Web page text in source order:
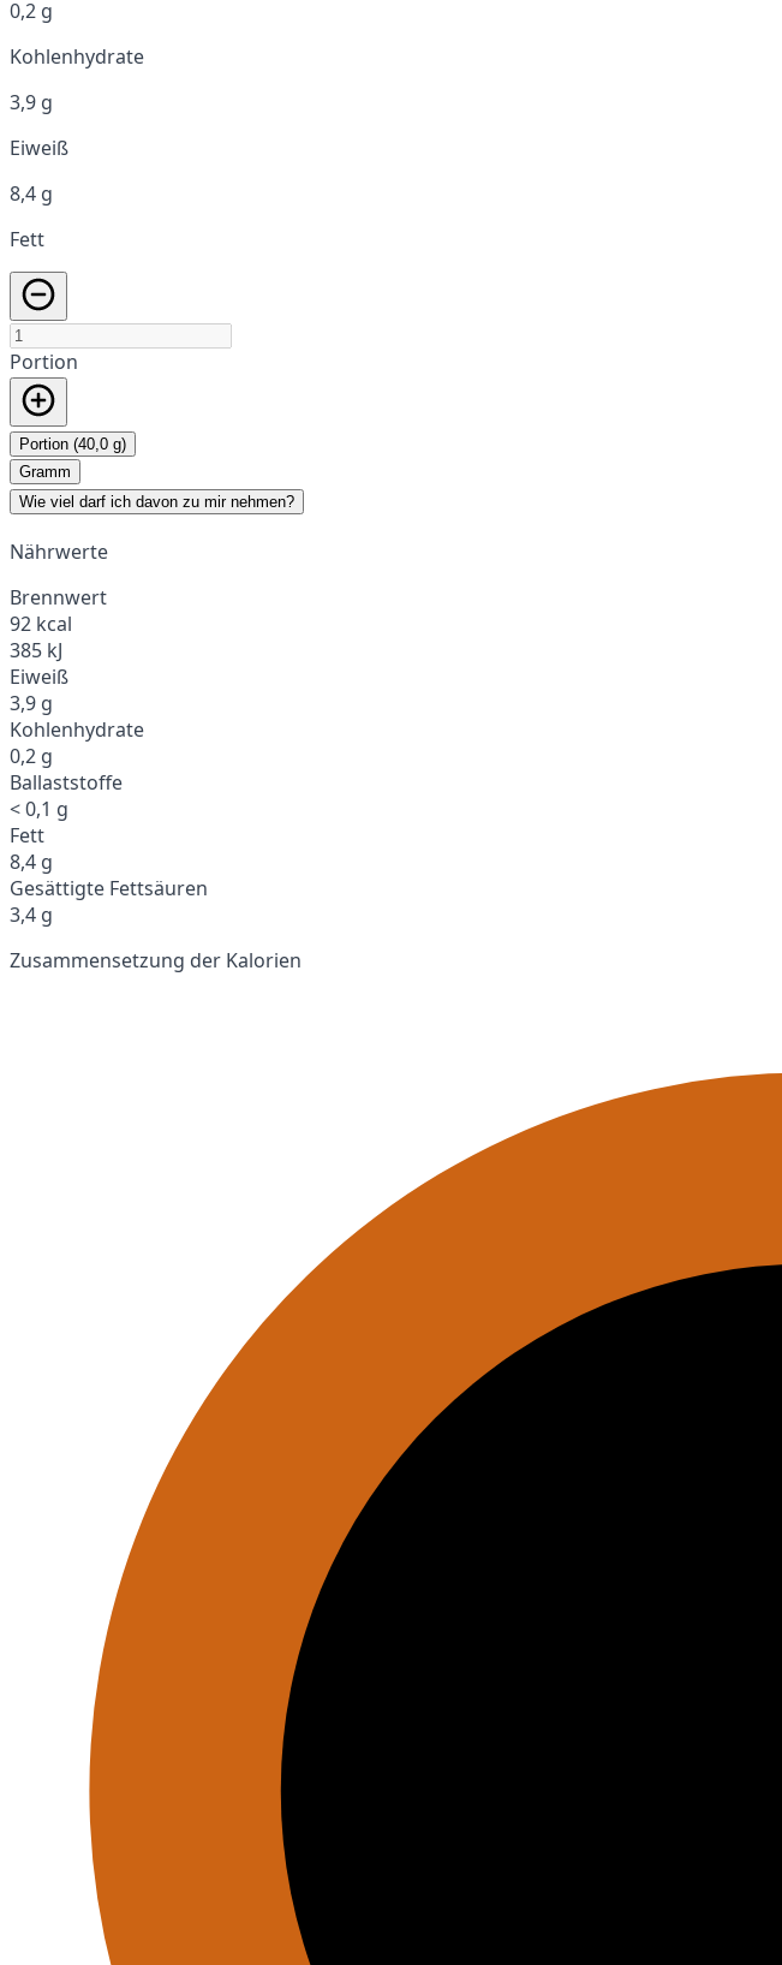
0,2 g
Kohlenhydrate
3,9 g
Eiweiß
8,4 g
Fett
Portion
Portion (40,0 g)
Gramm
Wie viel darf ich davon zu mir nehmen?
Nährwerte
Brennwert
92 kcal
385 kJ
Eiweiß
3,9 g
Kohlenhydrate
0,2 g
Ballaststoffe
< 0,1 g
Fett
8,4 g
Gesättigte Fettsäuren
3,4 g
Zusammensetzung der Kalorien